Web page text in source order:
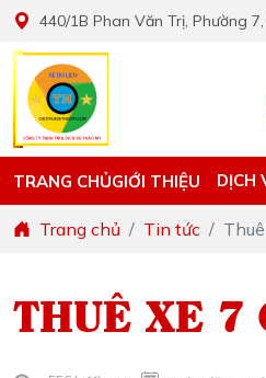
440/1B Phan Văn Trị, Phường
TRANG CHỦGIỚI THIỆU DỊCH
Trang chủ Tin tức
THUÊ XE 7